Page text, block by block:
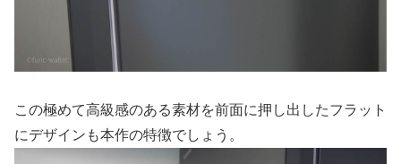
この極めて高級感のある素材を前面に押し出したフラット
にデザインも本作の特徴でしょう。